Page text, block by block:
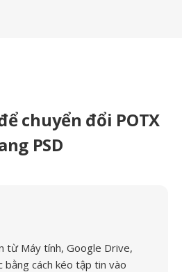
chuyển đổi POTX
PSD
từ Máy tính, Google Drive,
bằng cách kéo tập tin vào